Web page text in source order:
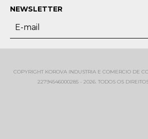
NEWSLETTER
COPYRIGHT KOROVA INDUSTRIA E COMERCIO DE
22794546000285 - 2026. TODOS OS